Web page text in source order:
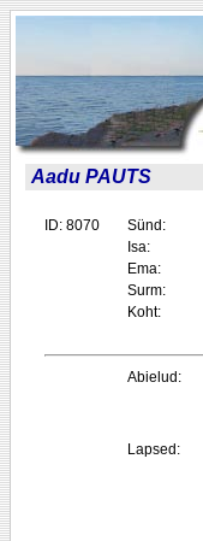
Aadu PAUTS
ID: 8070 Sünd:
Isa:
Ema:
Surm:
Koht:
Abielud:
Lapsed: